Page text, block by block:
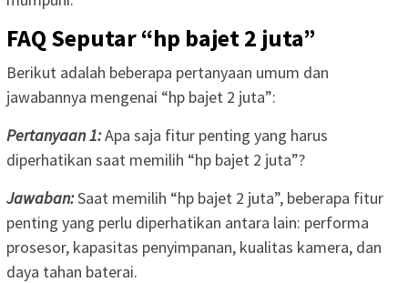
FAQ Seputar “hp bajet 2 juta”
Berikut adalah beberapa pertanyaan umum dan
jawabannya mengenai “hp bajet 2 juta”:
Pertanyaan 1:Apa saja fitur penting yang harus
diperhatikan saat memilih “hp bajet 2 juta”?
Jawaban:Saat memilih “hp bajet 2 juta”, beberapa fitur
penting yang perlu diperhatikan antara lain: performa
prosesor, kapasitas penyimpanan, kualitas kamera, dan
daya tahan baterai.